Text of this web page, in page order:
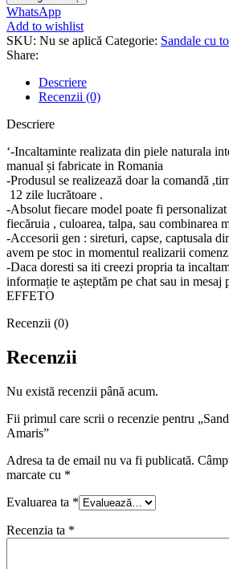
piele
naturala
Amaris
WhatsApp
Add to wishlist
SKU: Nu se aplică Categorie: Sandale cu
Share:
Descriere
Recenzii (0)
Descriere
‘-Incaltaminte realizata din piele naturala
manual și fabricate in Romania
-Produsul se realizează doar la comandă
12 zile lucrătoare .
-Absolut fiecare model poate fi
fiecăruia , culoarea, talpa, sau combinarea
-Accesorii gen : sireturi, capse, captusala
avem pe stoc in momentul realizarii
-Daca doresti sa iti creezi propria ta
informație te așteptăm pe chat sau in mesaj
EFFETO
Recenzii (0)
Recenzii
Nu există recenzii până acum.
Fii primul care scrii o recenzie pentru
Amaris”
Adresa ta de email nu va fi publicată.
marcate cu *
Evaluarea ta *
Recenzia ta *